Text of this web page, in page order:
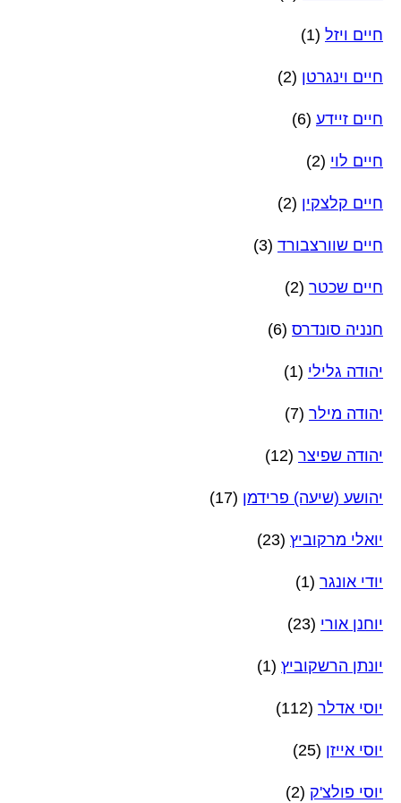
חיים ויזל (1)
חיים וינגרטן (2)
חיים זיידע (6)
חיים לוי (2)
חיים קלצקין (2)
חיים שוורצבורד (3)
חיים שכטר (2)
חנניה סונדרס (6)
יהודה גלילי (1)
יהודה מילר (7)
יהודה שפיצר (12)
יהושע (שיעה) פרידמן (17)
יואלי מרקוביץ (23)
יודי אונגר (1)
יוחנן אורי (23)
יונתן הרשקוביץ (1)
יוסי אדלר (112)
יוסי אייזן (25)
יוסי פולצ'ק (2)